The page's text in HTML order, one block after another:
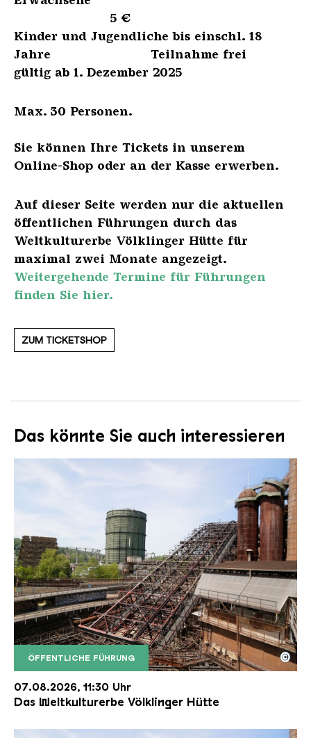
5 €
Kinder und Jugendliche bis einschl. 18
Jahre Teilnahme frei
gültig ab 1. Dezember 2025
Max. 30 Personen.
Sie können Ihre Tickets in unserem
Online-Shop oder an der Kasse erwerben.
Auf dieser Seite werden nur die aktuellen
öffentlichen Führungen durch das
Weltkulturerbe Völklinger Hütte für
maximal zwei Monate angezeigt.
Weitergehende Termine für Führungen
finden Sie hier.
ZUM TICKETSHOP
Das könnte Sie auch interessieren
ÖFFENTLICHE FÜHRUNG
Der Erzschrägaufzug der Völklinger Hütte mit
Copyright: Weltkulturerbe Völklinger Hütte | Karl
©
07.08.2026, 11:30 Uhr
Das Weltkulturerbe Völklinger Hütte